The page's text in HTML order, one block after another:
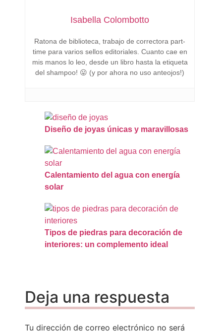
Isabella Colombotto
Ratona de biblioteca, trabajo de correctora part-
time para varios sellos editoriales. Cuanto cae en
mis manos lo leo, desde un libro hasta la etiqueta
del shampoo! 😛 (y por ahora no uso anteojos!)
Diseño de joyas únicas y maravillosas
Calentamiento del agua con energía
solar
Tipos de piedras para decoración de
interiores: un complemento ideal
Deja una respuesta
Tu dirección de correo electrónico no será